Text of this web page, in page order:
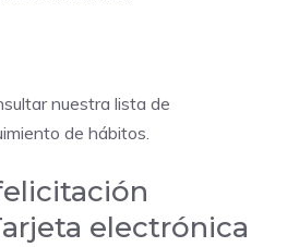
nuestra lista de
de hábitos.
electrónica